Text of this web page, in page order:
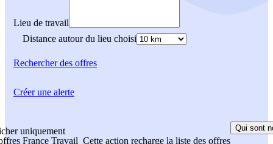
Lieu de travail
Distance autour du lieu choisi
Rechercherdes offres
uniquement
France Travail Cette action recharge la liste des offres
Qui sont
Créer une alerte